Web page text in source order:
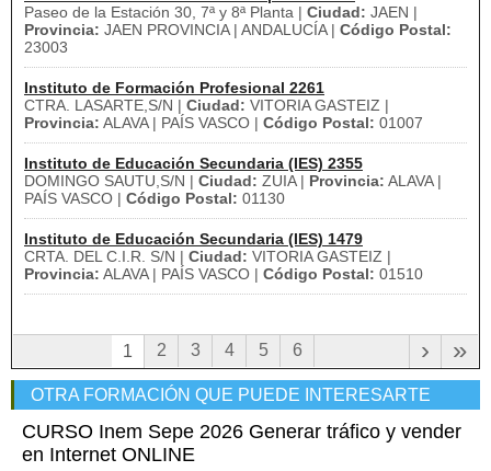
Paseo de la Estación 30, 7ª y 8ª Planta | Ciudad: JAEN |
Provincia: JAEN PROVINCIA | ANDALUCÍA | Código Postal:
23003
Instituto de Formación Profesional 2261
CTRA. LASARTE,S/N | Ciudad: VITORIA GASTEIZ |
Provincia: ALAVA | PAÍS VASCO | Código Postal: 01007
Instituto de Educación Secundaria (IES) 2355
DOMINGO SAUTU,S/N | Ciudad: ZUIA | Provincia: ALAVA |
PAÍS VASCO | Código Postal: 01130
Instituto de Educación Secundaria (IES) 1479
CRTA. DEL C.I.R. S/N | Ciudad: VITORIA GASTEIZ |
Provincia: ALAVA | PAÍS VASCO | Código Postal: 01510
1 2 3 4 5 6 »
›
OTRA FORMACIÓN QUE PUEDE INTERESARTE
CURSO Inem Sepe 2026 Generar tráfico y vender
en Internet ONLINE